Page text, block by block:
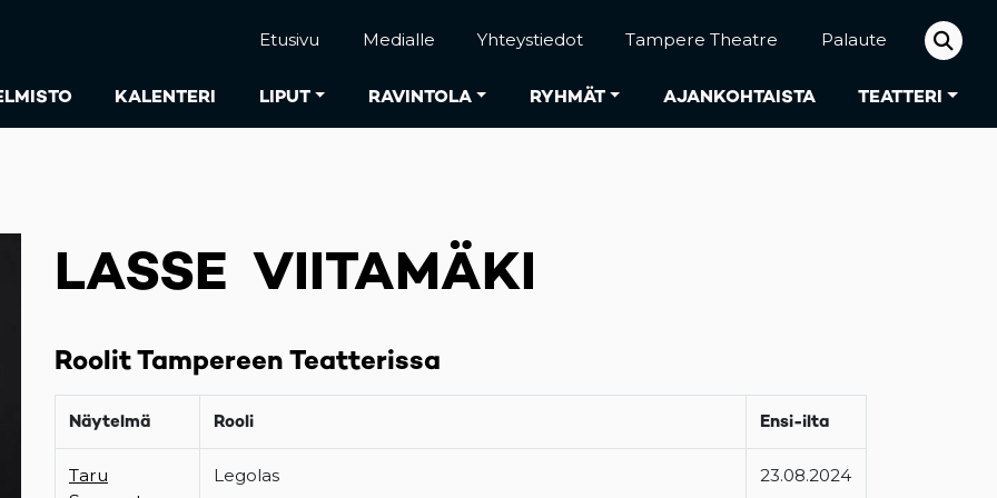
KALENTERI LIPUT RAVINTOLA RYHMÄT AJANKOHTAISTA TEATTERI
Etusivu Medialle Yhteystiedot Tampere Theatre Palaute
LASSE VIITAMÄKI
Roolit Tampereen Teatterissa
Näytelmä Rooli Ensi-ilta
Taru
Legolas 23.08.2024